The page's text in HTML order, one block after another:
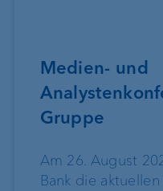
Medien- und
Gruppe
Am 26. August
Bank die